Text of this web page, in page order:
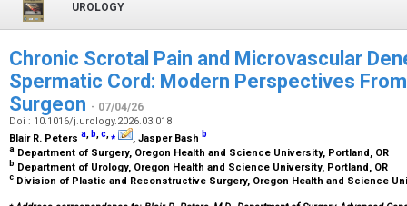
UROLOGY
Chronic Scrotal Pain and Microvascular
Spermatic Cord: Modern Perspectives
Surgeon - 07/04/26
Doi : 10.1016/j.urology.2026.03.018
Blair R. Peters a, b,c,⁎ , Jasper Bash b
a Department of Surgery, Oregon Health and Science University, Portland, OR
b Department of Urology, Oregon Health and Science University, Portland, OR
c Division of Plastic and Reconstructive Surgery, Oregon Health and Science
⁎